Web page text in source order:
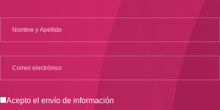
Acepto el envío de información